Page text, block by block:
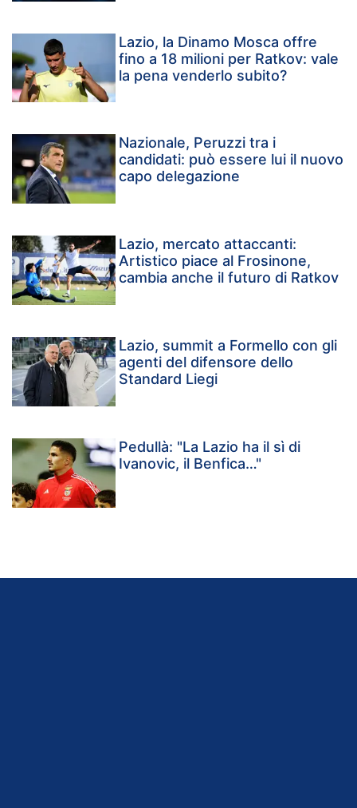
Lazio, la Dinamo Mosca offre
fino a 18 milioni per Ratkov: vale
la pena venderlo subito?
Nazionale, Peruzzi tra i
candidati: può essere lui il nuovo
capo delegazione
Lazio, mercato attaccanti:
Artistico piace al Frosinone,
cambia anche il futuro di Ratkov
Lazio, summit a Formello con gli
agenti del difensore dello
Standard Liegi
Pedullà: "La Lazio ha il sì di
Ivanovic, il Benfica…"